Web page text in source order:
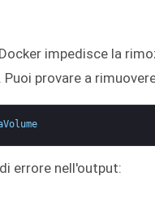
impedisce la
provare a
errore nell'output: